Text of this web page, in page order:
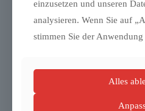
einzusetzen und unseren
analysieren. Wenn Sie auf
stimmen Sie der
Alles